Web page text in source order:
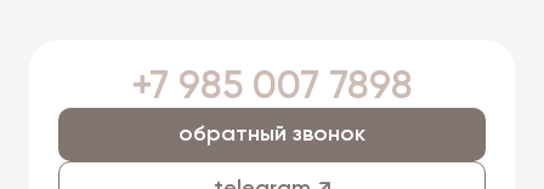
+7 985 007 7898
обратный звонок